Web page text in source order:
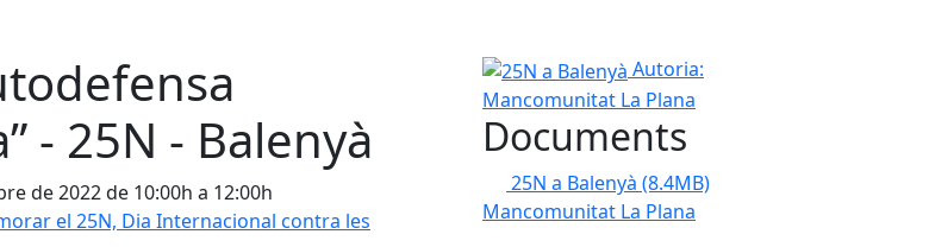
- 25N - Balenyà
de 2022 de 10:00h a 12:00h
el 25N, Dia Internacional contra les
25N a Balenyà
Autoria:
Mancomunitat La Plana
Documents
25N a Balenyà (8.4MB)
Mancomunitat La Plana